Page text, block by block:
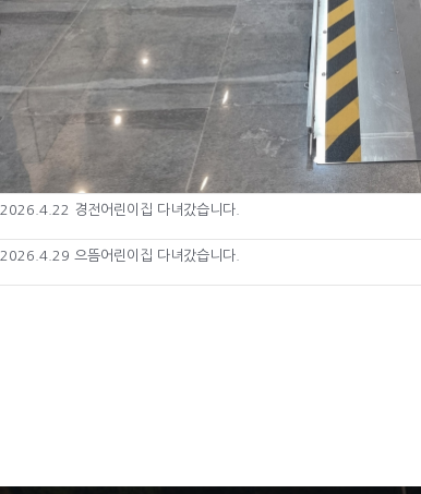
2026.4.22 경전어린이집 다녀갔습니다.
2026.4.29 으뜸어린이집 다녀갔습니다.